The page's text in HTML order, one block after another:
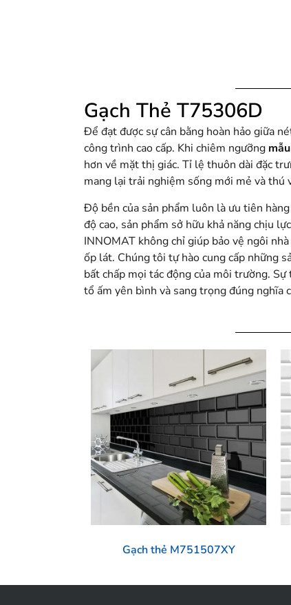
Gạch Thẻ T75306D
Để đạt được sự cân bằng hoàn hảo giữa
công trình cao cấp. Khi chiêm ngưỡng
hơn về mặt thị giác. Tỉ lệ thuôn dài đặc
mang lại trải nghiệm sống mới mẻ và
Độ bền của sản phẩm luôn là ưu tiên
độ cao, sản phẩm sở hữu khả năng chịu
INNOMAT không chỉ giúp bảo vệ ngôi
ốp lát. Chúng tôi tự hào cung cấp những
bất chấp mọi tác động của môi trường.
tổ ấm yên bình và sang trọng đúng nghĩa
Gạch thẻ M751507XY